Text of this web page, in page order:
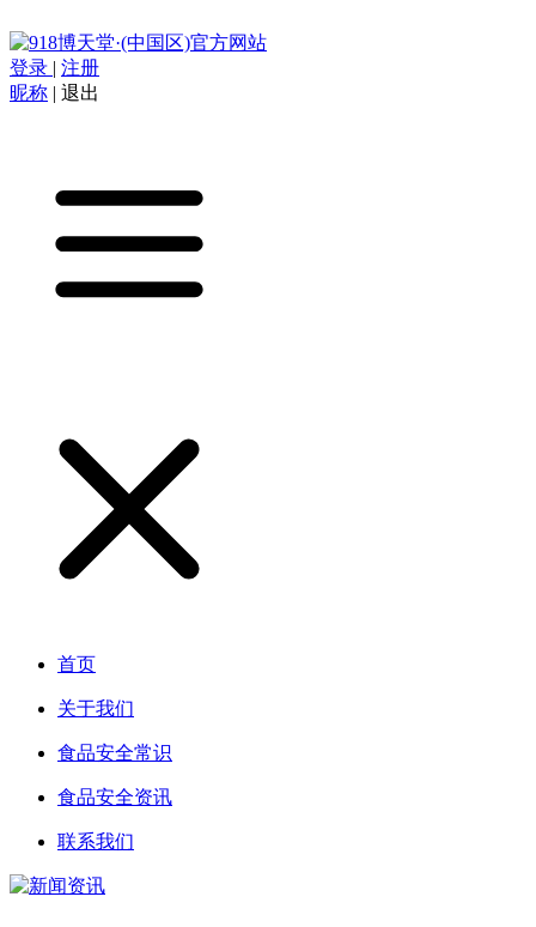
登录 | 注册
昵称 | 退出
首页
关于我们
食品安全常识
食品安全资讯
联系我们